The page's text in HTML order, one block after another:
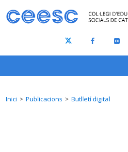
Inici Publicacions Butlletí digital